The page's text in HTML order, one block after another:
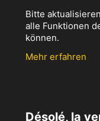
Bitte
alle Funktionen
können.
Mehr erfahren
Désolé, la